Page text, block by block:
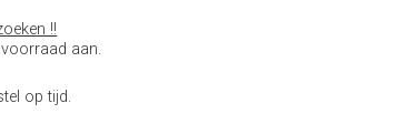
!!
aan.
op tijd.